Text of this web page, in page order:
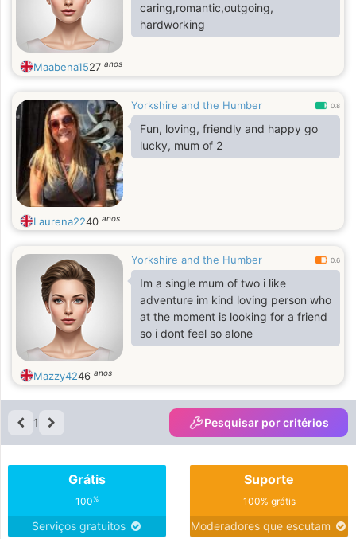
caring,romantic,outgoing,
hardworking
Maabena1527 anos
Yorkshire and the Humber 0.8
Fun, loving, friendly and happy go
lucky, mum of 2
Laurena2240 anos
Yorkshire and the Humber 0.6
Im a single mum of two i like
adventure im kind loving person who
at the moment is looking for a friend
so i dont feel so alone
Mazzy4246 anos
1 Pesquisar por critérios
Grátis
100%
Serviços gratuitos
Suporte
100% grátis
Moderadores que escutam